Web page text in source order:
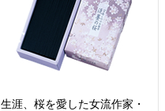
生涯、桜を愛した女流作家・